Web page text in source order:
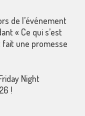
de l’événement
« Ce qui s’est
fait une promesse
Night
!